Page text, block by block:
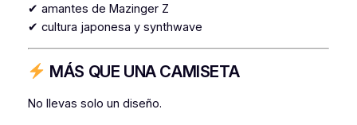
✔ amantes de Mazinger Z
✔ cultura japonesa y synthwave
MÁS QUE UNA CAMISETA
No llevas solo un diseño.